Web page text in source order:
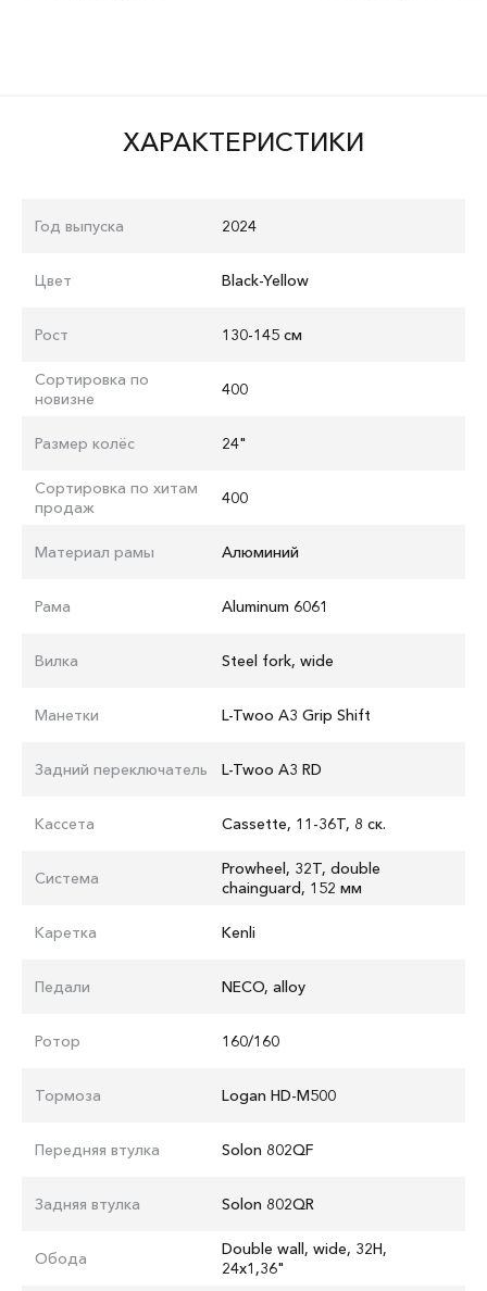
ХАРАКТЕРИСТИКИ
Год выпуска 2024
Цвет Black-Yellow
Рост 130-145 см
Сортировка по
новизне
400
Размер колёс 24"
Сортировка по хитам
продаж
400
Материал рамы Алюминий
Рама Aluminum 6061
Вилка Steel fork, wide
Манетки L-Twoo A3 Grip Shift
Задний переключатель L-Twoo A3 RD
Кассета Cassette, 11-36T, 8 ск.
Система
Prowheel, 32T, double
chainguard, 152 мм
Каретка Kenli
Педали NECO, alloy
Ротор 160/160
Тормоза Logan HD-M500
Передняя втулка Solon 802QF
Задняя втулка Solon 802QR
Обода
Double wall, wide, 32H,
24x1,36"